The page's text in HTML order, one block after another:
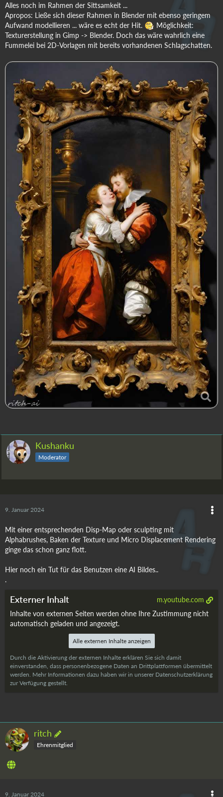
Alles noch im Rahmen der Sittsamkeit ...
Apropos: Ließe sich dieser Rahmen in Blender mit ebenso geringem
Aufwand modellieren ... wäre es echt der Hit.
Möglichkeit:
Texturerstellung in Gimp -> Blender. Doch das wäre wahrlich eine
Fummelei bei 2D-Vorlagen mit bereits vorhandenen Schlagschatten.
Kushanku
Moderator
9. Januar 2024
Mit einer entsprechenden Disp-Map oder sculpting mit
Alphabrushes, Baken der Texture und Micro Displacement Rendering
ginge das schon ganz flott.
Hier noch ein Tut für das Benutzen eine AI Bildes..
.
Externer Inhalt
m.youtube.com
Inhalte von externen Seiten werden ohne Ihre Zustimmung nicht
automatisch geladen und angezeigt.
Alle externen Inhalte anzeigen
Durch die Aktivierung der externen Inhalte erklären Sie sich damit
einverstanden, dass personenbezogene Daten an Drittplattformen übermittelt
werden. Mehr Informationen dazu haben wir in unserer Datenschutzerklärung
zur Verfügung gestellt.
ritch
Ehrenmitglied
9. Januar 2024